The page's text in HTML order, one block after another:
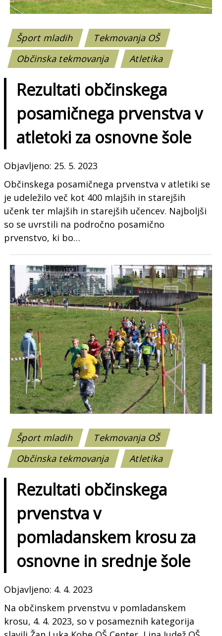
Šport mladih
Tekmovanja OŠ
Občinska tekmovanja
Atletika
Rezultati občinskega
posamičnega prvenstva v
atletoki za osnovne šole
Objavljeno: 25. 5. 2023
Občinskega posamičnega prvenstva v atletiki se
je udeležilo več kot 400 mlajših in starejših
učenk ter mlajših in starejših učencev. Najboljši
so se uvrstili na področno posamično
prvenstvo, ki bo…
Šport mladih
Tekmovanja OŠ
Občinska tekmovanja
Atletika
Rezultati občinskega
prvenstva v
pomladanskem krosu za
osnovne in srednje šole
Objavljeno: 4. 4. 2023
Na občinskem prvenstvu v pomladanskem
krosu, 4. 4. 2023, so v posameznih kategorija